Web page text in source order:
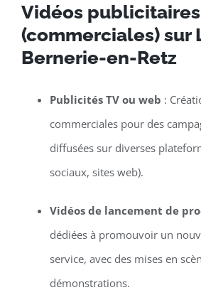
Vidéos publicitaires
(commerciales) sur
Bernerie-en-Retz
Publicités TV ou web :
commerciales pour des
diffusées sur diverses
sociaux, sites web).
Vidéos de lancement de
dédiées à promouvoir un
service, avec des mises en
démonstrations.